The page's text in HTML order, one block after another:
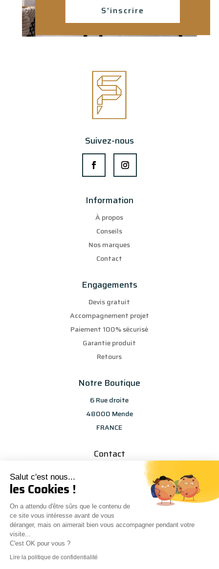
Salut c'est nous...
les Cookies !
On a attendu d'être sûrs que le contenu de
ce site vous intéresse avant de vous
déranger, mais on aimerait bien vous accompagner pendant votre
visite...
C'est OK pour vous ?
Lire la politique de confidentialité
S'inscrire
Suivez-nous
Information
À propos
Conseils
Nos marques
Contact
Engagements
Devis gratuit
Accompagnement projet
Paiement 100% sécurisé
Garantie produit
Retours
Notre Boutique
6 Rue droite
48000 Mende
FRANCE
Contact
info@les-selections-sandp.fr
Conception